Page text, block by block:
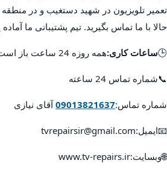
تعمیر تلویزیون در شهید دستغیب و در
حالا با ما تماس بگیرید. تیم پشتیبانی ما
🕒ساعات کاری:همه روزه 24 ساعت باز است
📞شماره تماس 24 ساعته
شماره تماس:09013821637آقای نیازی
📧ایمیل:tvrepairsir@gmail.com
🌐وبسایت:www.tv-repairs.ir